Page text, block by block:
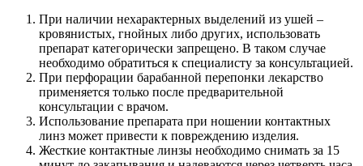
При наличии нехарактерных выделений из ушей –
кровянистых, гнойных либо других, использовать
препарат категорически запрещено. В таком случае
необходимо обратиться к специалисту за консультацией.
При перфорации барабанной перепонки лекарство
применяется только после предварительной
консультации с врачом.
Использование препарата при ношении контактных
линз может привести к повреждению изделия.
Жесткие контактные линзы необходимо снимать за 15